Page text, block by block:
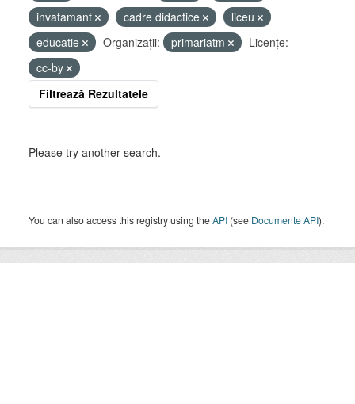
invatamant
cadre didactice
liceu
educatie
Organizații: primariatm
Licenţe:
cc-by
Filtrează Rezultatele
Please try another search.
You can also access this registry using theAPI (see Documente API).